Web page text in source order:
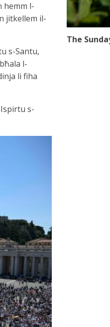
hemm l-
jitkellem il-
s-Santu,
l-
li fiha
s-
The